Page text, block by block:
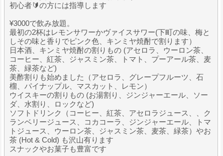
初心者🔰の方には指導します
¥3000で飲み放題。
最初の2杯はレモンサワーかヴァイスサワー(下町の味、梅と
しその味と香りでピンク色、キンミヤ焼酎で割ります）
日本酒、キンミヤ焼酎の割りもの (アセロラ、ウーロン茶、
コーヒー、紅茶、ジャスミン茶、トマト、プーアール茶、麦
茶、緑茶など)
美酢割りも始めました（アセロラ、グレープフルーツ、石
榴、パイナップル、マスカット、レモン）
ウイスキーの割りもの (お湯割り、ジンジャーエール、ソー
ダ、水割り、ロックなど)
ソフトドリンク（コーヒー、紅茶、アセロラジュース、、ク
ランベリージュース、コカコーラ、ジンジャーエール、トマ
トジュース、ウーロン茶、ジャスミン茶、麦茶、緑茶）やお
茶 (Hot & Cold) も沢山有ります
スナックやお菓子も豊富です